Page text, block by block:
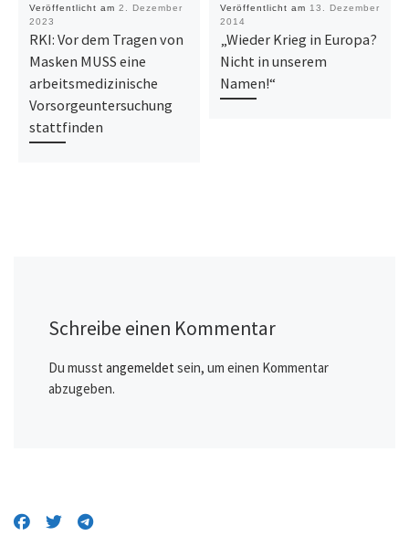
Veröffentlicht am 2. Dezember
2023
RKI: Vor dem Tragen von
Masken MUSS eine
arbeitsmedizinische
Vorsorgeuntersuchung
stattfinden
Veröffentlicht am 13. Dezember
2014
„Wieder Krieg in Europa?
Nicht in unserem
Namen!“
Schreibe einen Kommentar
Du musst angemeldet sein, um einen Kommentar
abzugeben.